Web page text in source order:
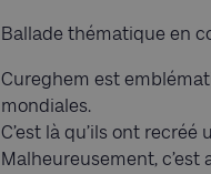
Ballade thématique en
Cureghem est
mondiales.
C’est là qu’ils ont
Malheureusement, c’est